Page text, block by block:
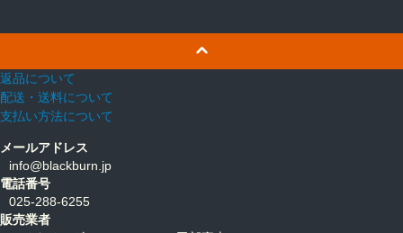
返品について
配送・送料について
支払い方法について
メールアドレス
info@blackburn.jp
電話番号
025-288-6255
販売業者